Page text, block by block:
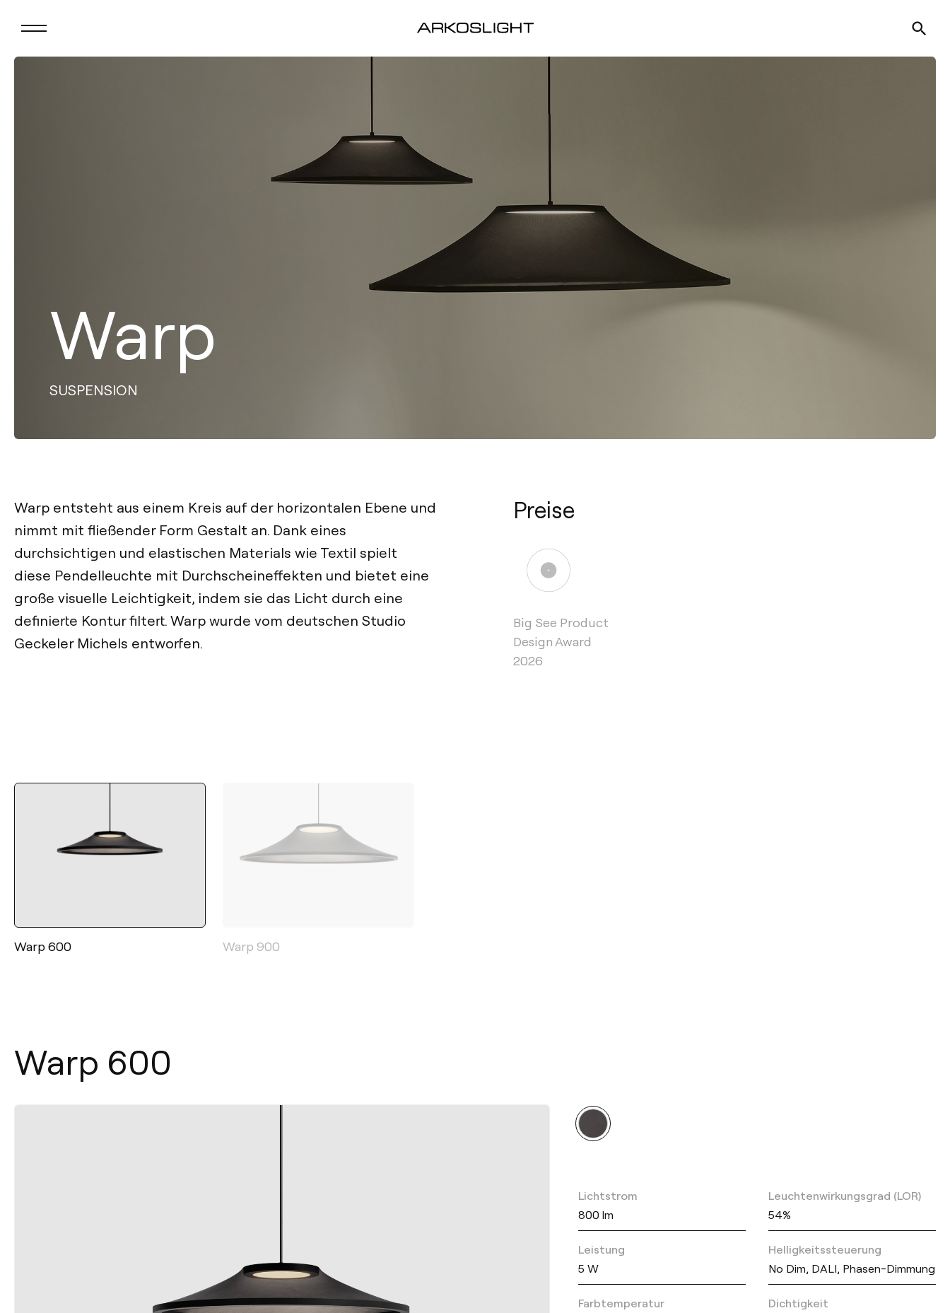
Warp
SUSPENSION
Warp entsteht aus einem Kreis auf der horizontalen Ebene und
nimmt mit fließender Form Gestalt an. Dank eines
durchsichtigen und elastischen Materials wie Textil spielt
diese Pendelleuchte mit Durchscheineffekten und bietet eine
große visuelle Leichtigkeit, indem sie das Licht durch eine
definierte Kontur filtert. Warp wurde vom deutschen Studio
Geckeler Michels entworfen.
Preise
Big See Product
Design Award
2026
Warp 600 Warp 900
Warp 600
Lichtstrom
800 lm
Leuchtenwirkungsgrad (LOR)
54%
Leistung
5 W
Helligkeitssteuerung
No Dim, DALI, Phasen-Dimmung
Farbtemperatur
Dichtigkeit